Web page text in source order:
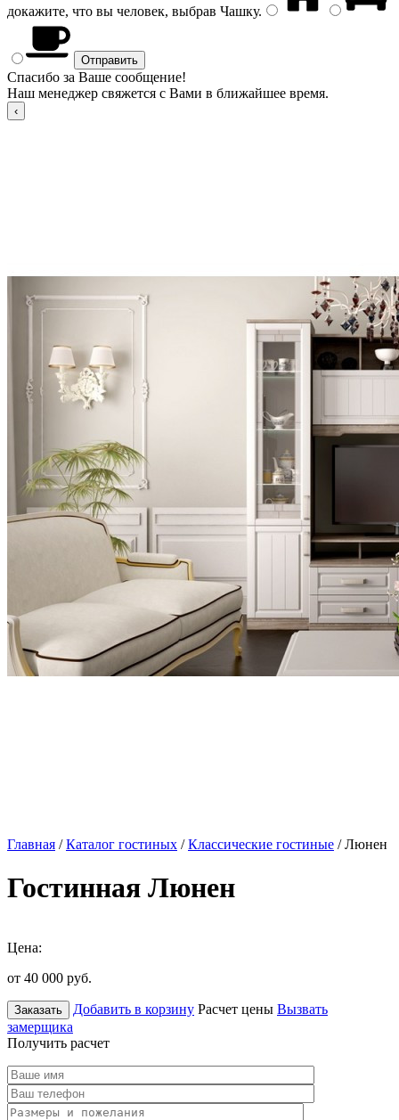
докажите, что вы человек, выбрав Чашку.
Спасибо за Ваше сообщение!
Наш менеджер свяжется с Вами в ближайшее время.
Главная /Каталог гостиных /Классические гостиные / Люнен
Гостинная Люнен
Цена:
от 40 000 руб.
Заказать Добавить в корзину Расчет цены Вызвать
замерщика
Получить расчет